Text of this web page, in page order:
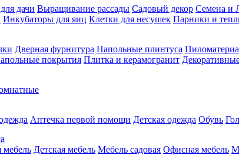
дачи Выращивание рассады Садовый декор Семена и
Инкубаторы для яиц Клетки для несушек Парники и
Дверная фурнитура Напольные плинтуса
покрытия Плитка и керамогранит
Аптечка первой помощи Детская одежда Обувь
мебель Детская мебель Мебель садовая Офисная мебель